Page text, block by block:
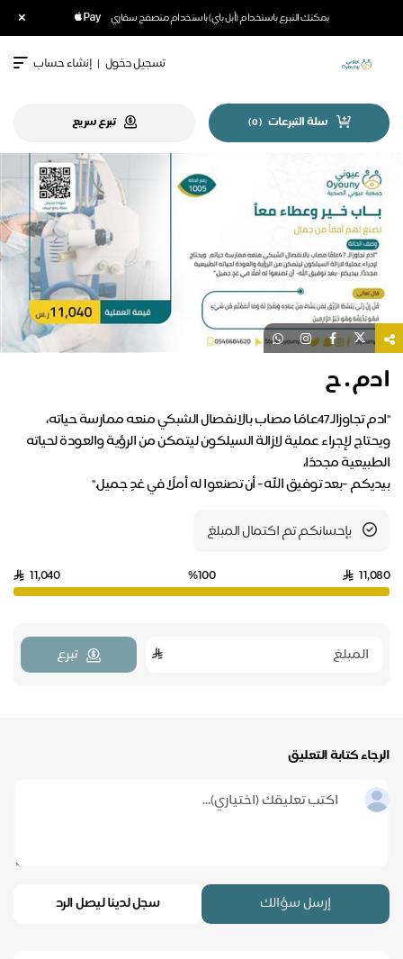
يمكنك التبرع باستخدام (أبل باي) باستخدام متصفح سفاري ×
تسجيل دخول | إنشاء حساب
سلة التبرعات (
0
) تبرع سريع
ادم . ح
ويحتاج لإجراء عملية لازالة السيلكون ليتمكن من الرؤية والعودة لحياته
بيديكم -بعد توفيق الله- أن تصنعوا له أملًا في غدٍ جميل."
بإحسانكم تم اكتمال المبلغ
11,080
%100
11,040
تبرع
الرجاء كتابة التعليق
إرسل سؤالك سجل لدينا ليصل الرد